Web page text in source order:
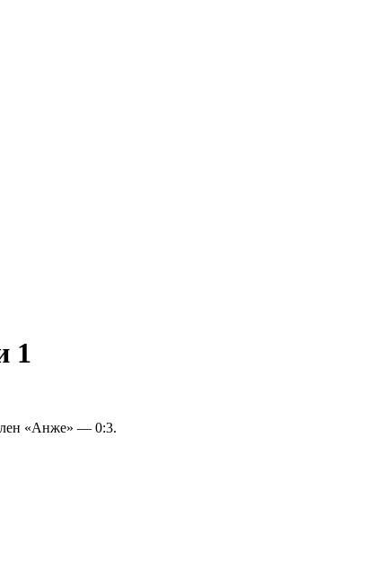
1
«Анже» — 0:3.